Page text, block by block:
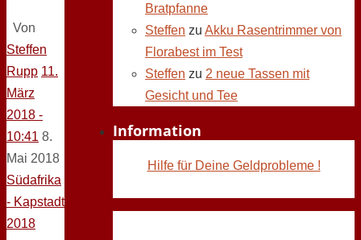
Von
Steffen
Rupp 11.
März
2018 -
10:41 8.
Mai 2018
Südafrika
- Kapstadt
2018
Bratpfanne
Steffen zu Akku Rasentrimmer von
Florabest im Test
Steffen zu 2 neue Tassen mit
Gesicht und Tee
Information
Hilfe für Deine Geldprobleme !